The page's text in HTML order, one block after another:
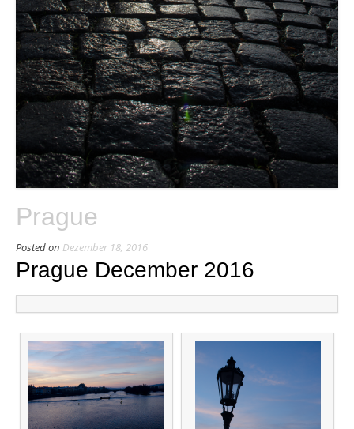
Prague
Posted on Dezember 18, 2016
Prague December 2016